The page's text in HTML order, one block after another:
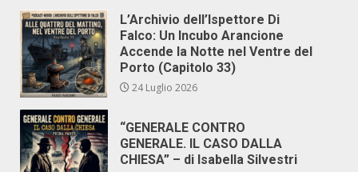
L’Archivio dell’Ispettore Di
Falco: Un Incubo Arancione
Accende la Notte nel Ventre del
Porto (Capitolo 33)
24 Luglio 2026
“GENERALE CONTRO
GENERALE. IL CASO DALLA
CHIESA” – di Isabella Silvestri